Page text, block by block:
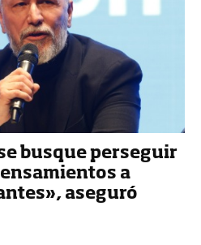
busque perseguir
a
aseguró